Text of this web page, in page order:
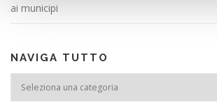
ai municipi
NAVIGA TUTTO
NAVIGA TUTTO